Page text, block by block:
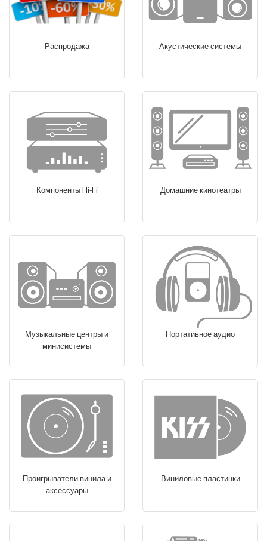
Распродажа Акустические системы
Компоненты Hi‑Fi Домашние кинотеатры
Музыкальные центры и
минисистемы
Портативное аудио
Проигрыватели винила и
аксессуары
Виниловые пластинки